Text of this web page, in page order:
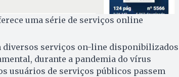
uma série de serviços online
diversos serviços on-line disponibilizados
durante a pandemia do vírus
usuários de serviços públicos passem